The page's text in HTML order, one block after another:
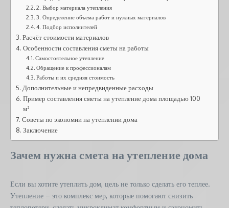
2. Выбор материала утепления
3. Определение объема работ и нужных материалов
4. Подбор исполнителей
Расчёт стоимости материалов
Особенности составления сметы на работы
Самостоятельное утепление
Обращение к профессионалам
Работы и их средняя стоимость
Дополнительные и непредвиденные расходы
Пример составления сметы на утепление дома площадью 100
м²
Советы по экономии на утеплении дома
Заключение
Зачем нужна смета на утепление дома
Если вы хотите утеплить дом, цель не только сделать его теплее.
Утепление – это комплекс мер, которые помогают снизить